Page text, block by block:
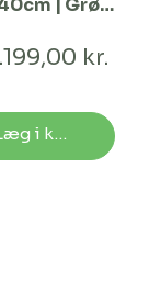
| Grøn
kr.
Læg i kurv